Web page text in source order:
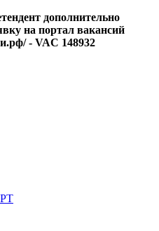
дополнительно
на портал вакансий
- VAC 148932